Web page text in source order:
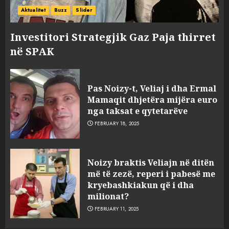
Aktualitet Buzz Slider
Investitori Strategjik Gaz Paja thirret
në SPAK
Pas Noizy-t, Veliaj i dha Ermal
Mamaqit dhjetëra mijëra euro
nga taksat e qytetarëve
FEBRUARY 18, 2025
Noizy braktis Veliajn në ditën
më të zezë, reperi i pabesë me
kryebashkiakun që i dha
milionat?
FEBRUARY 11, 2025
3
sulmuan “One Albania”,
ngjarja u fsheh. A u vodhën
serverat?
4
çfarë dënimi kërkon për
Mariela dhe Antonela
Berishën
MARCH 25, 2025